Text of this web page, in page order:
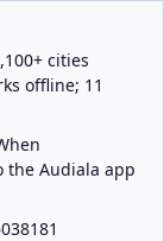
cities
offline; 11
the Audiala app